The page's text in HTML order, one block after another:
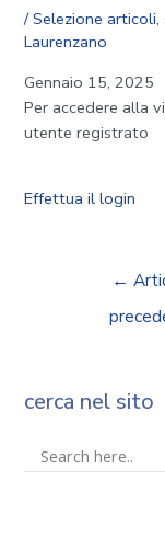
/Selezione articoli,
Laurenzano
Gennaio 15, 2025
Per accedere alla
utente registrato
Effettua il login
←
cerca nel sito